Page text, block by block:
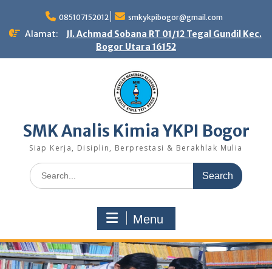
content
085107152012 smkykpibogor@gmail.com
Alamat:
Jl. Achmad Sobana RT 01/12 Tegal Gundil Kec.
Bogor Utara 16152
SMK Analis Kimia YKPI Bogor
Siap Kerja, Disiplin, Berprestasi & Berakhlak Mulia
Search
for:
Menu